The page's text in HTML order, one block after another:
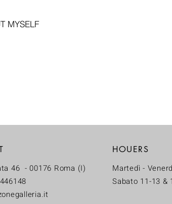
MYSELF
46 - 00176 Roma (I)
HOUERS
Martedì -
Sabato 11-13 &